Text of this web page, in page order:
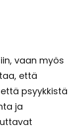
vaan myös
että
psyykkistä
ja